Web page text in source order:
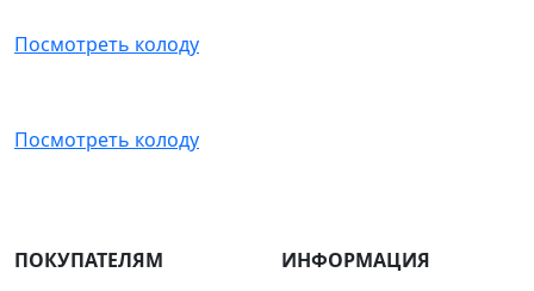
Посмотреть колоду
Посмотреть колоду
ПОКУПАТЕЛЯМ
ИНФОРМАЦИЯ